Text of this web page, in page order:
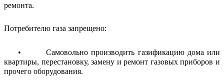
ремонта.
Потребителю газа запрещено:
• Самовольно производить газификацию дома или
квартиры, перестановку, замену и ремонт газовых приборов и
прочего оборудования.